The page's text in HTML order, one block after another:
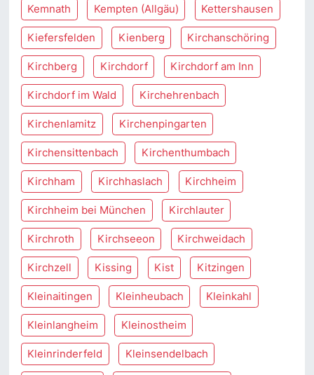
Kemnath Kempten (Allgäu) Kettershausen
Kiefersfelden Kienberg Kirchanschöring
Kirchberg Kirchdorf Kirchdorf am Inn
Kirchdorf im Wald Kirchehrenbach
Kirchenlamitz Kirchenpingarten
Kirchensittenbach Kirchenthumbach
Kirchham Kirchhaslach Kirchheim
Kirchheim bei München Kirchlauter
Kirchroth Kirchseeon Kirchweidach
Kirchzell Kissing Kist Kitzingen
Kleinaitingen Kleinheubach Kleinkahl
Kleinlangheim Kleinostheim
Kleinrinderfeld Kleinsendelbach